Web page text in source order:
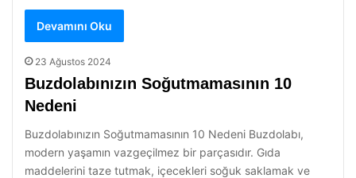
Devamını Oku
23 Ağustos 2024
Buzdolabınızın Soğutmamasının 10
Nedeni
Buzdolabınızın Soğutmamasının 10 Nedeni Buzdolabı,
modern yaşamın vazgeçilmez bir parçasıdır. Gıda
maddelerini taze tutmak, içecekleri soğuk saklamak ve